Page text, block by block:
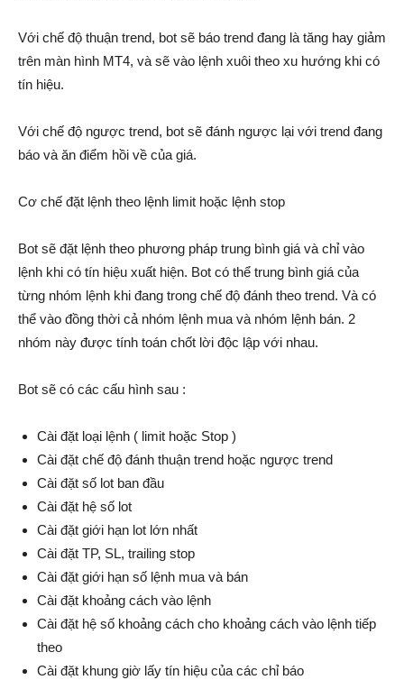
Với chế độ thuận trend, bot sẽ báo trend đang là tăng hay giảm
trên màn hình MT4, và sẽ vào lệnh xuôi theo xu hướng khi có
tín hiệu.
Với chế độ ngược trend, bot sẽ đánh ngược lại với trend đang
báo và ăn điểm hồi về của giá.
Cơ chế đặt lệnh theo lệnh limit hoặc lệnh stop
Bot sẽ đặt lệnh theo phương pháp trung bình giá và chỉ vào
lệnh khi có tín hiệu xuất hiện. Bot có thể trung bình giá của
từng nhóm lệnh khi đang trong chế độ đánh theo trend. Và có
thể vào đồng thời cả nhóm lệnh mua và nhóm lệnh bán. 2
nhóm này được tính toán chốt lời độc lập với nhau.
Bot sẽ có các cấu hình sau :
Cài đặt loại lệnh ( limit hoặc Stop )
Cài đặt chế độ đánh thuận trend hoặc ngược trend
Cài đặt số lot ban đầu
Cài đặt hệ số lot
Cài đặt giới hạn lot lớn nhất
Cài đặt TP, SL, trailing stop
Cài đặt giới hạn số lệnh mua và bán
Cài đặt khoảng cách vào lệnh
Cài đặt hệ số khoảng cách cho khoảng cách vào lệnh tiếp
theo
Cài đặt khung giờ lấy tín hiệu của các chỉ báo